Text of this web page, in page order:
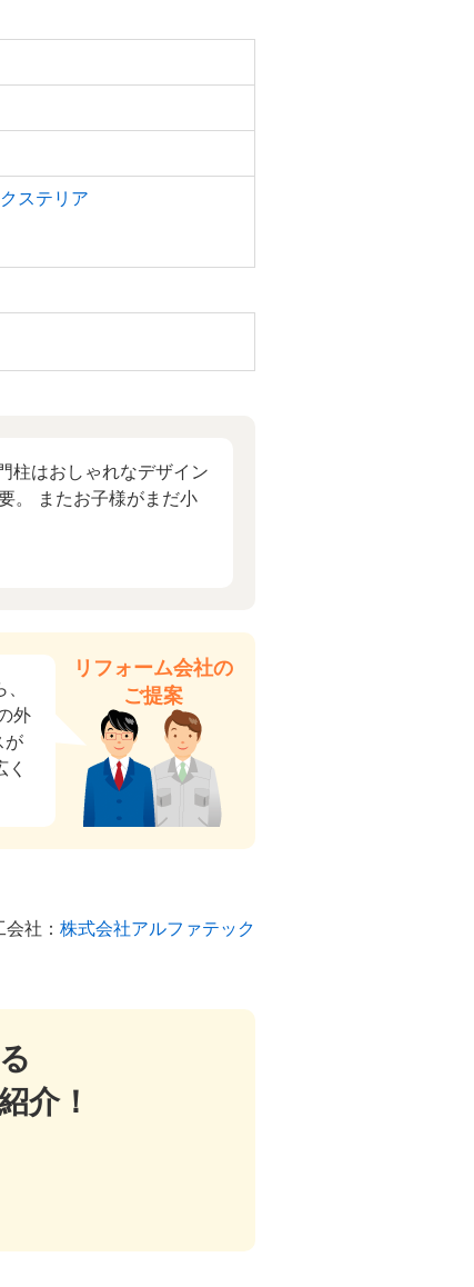
ステリア
柱はおしゃれなデザイン
。 またお子様がまだ小
リフォーム会社の
ご提案
外
が
会社： 株式会社アルファテック
介！